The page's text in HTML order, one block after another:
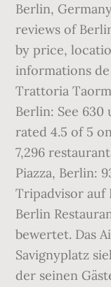
Berlin,
reviews of
by price,
informations
Trattoria
Berlin: See 630
rated 4.5 of 5
7,296
Piazza, Berlin:
Tripadvisor auf
Berlin
bewertet. Das
Savignyplatz
der seinen